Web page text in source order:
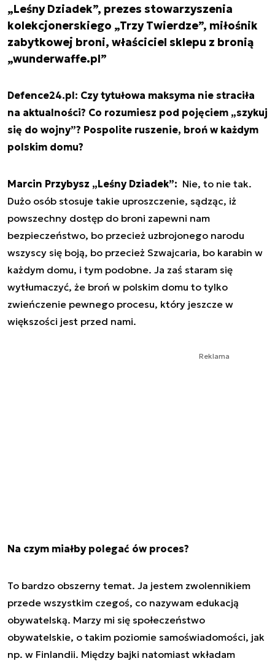
„Leśny Dziadek”, prezes stowarzyszenia
kolekcjonerskiego „Trzy Twierdze”, miłośnik
zabytkowej broni, właściciel sklepu z bronią
„wunderwaffe.pl”
Defence24.pl: Czy tytułowa maksyma nie straciła
na aktualności? Co rozumiesz pod pojęciem „szykuj
się do wojny”? Pospolite ruszenie, broń w każdym
polskim domu?
Marcin Przybysz „Leśny Dziadek”: Nie, to nie tak.
Dużo osób stosuje takie uproszczenie, sądząc, iż
powszechny dostęp do broni zapewni nam
bezpieczeństwo, bo przecież uzbrojonego narodu
wszyscy się boją, bo przecież Szwajcaria, bo karabin w
każdym domu, i tym podobne. Ja zaś staram się
wytłumaczyć, że broń w polskim domu to tylko
zwieńczenie pewnego procesu, który jeszcze w
większości jest przed nami.
Reklama
Na czym miałby polegać ów proces?
To bardzo obszerny temat. Ja jestem zwolennikiem
przede wszystkim czegoś, co nazywam edukacją
obywatelską. Marzy mi się społeczeństwo
obywatelskie, o takim poziomie samoświadomości, jak
np. w Finlandii. Między bajki natomiast wkładam